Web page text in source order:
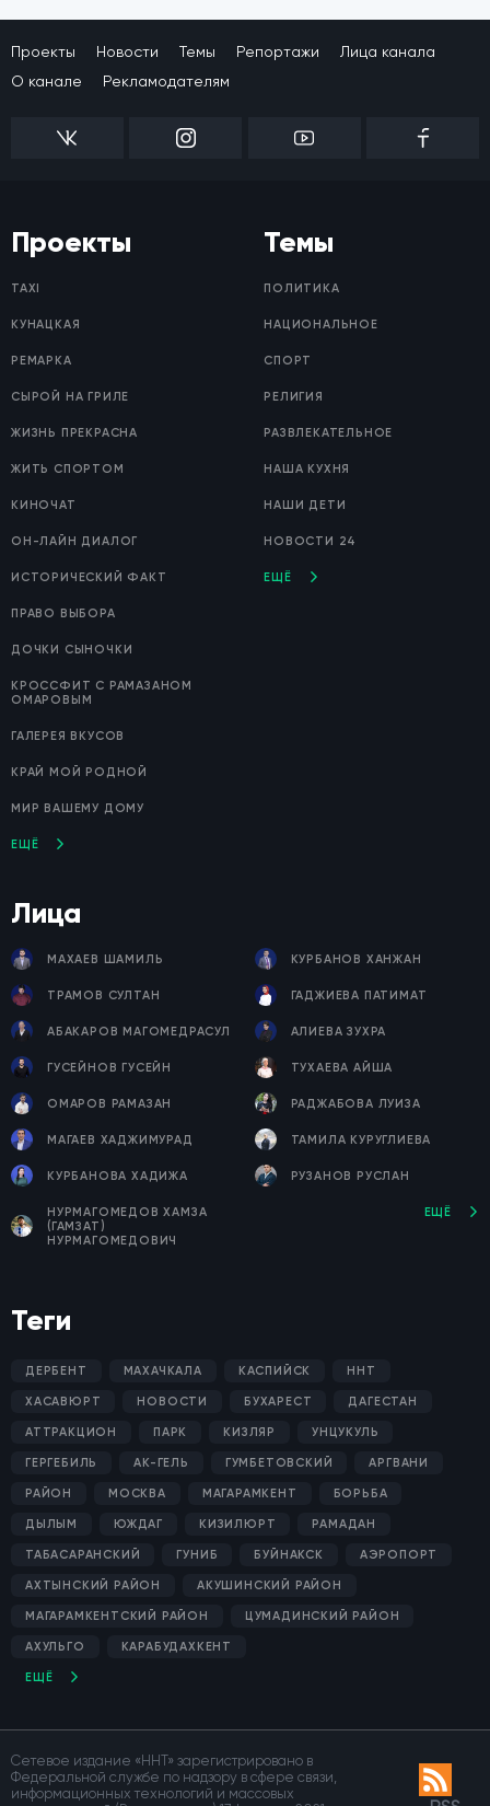
Проекты Новости Темы Репортажи
Лица канала
О канале
Рекламодателям
Проекты
TAXI
КУНАЦКАЯ
РЕМАРКА
СЫРОЙ НА ГРИЛЕ
ЖИЗНЬ ПРЕКРАСНА
ЖИТЬ СПОРТОМ
КИНОЧАТ
ОН-ЛАЙН ДИАЛОГ
ИСТОРИЧЕСКИЙ ФАКТ
ПРАВО ВЫБОРА
ДОЧКИ СЫНОЧКИ
КРОССФИТ С РАМАЗАНОМ
ОМАРОВЫМ
ГАЛЕРЕЯ ВКУСОВ
КРАЙ МОЙ РОДНОЙ
МИР ВАШЕМУ ДОМУ
ЕЩЁ
Темы
ПОЛИТИКА
НАЦИОНАЛЬНОЕ
СПОРТ
РЕЛИГИЯ
РАЗВЛЕКАТЕЛЬНОЕ
НАША КУХНЯ
НАШИ ДЕТИ
НОВОСТИ 24
ЕЩЁ
Лица
МАХАЕВ ШАМИЛЬ КУРБАНОВ ХАНЖАН
ТРАМОВ СУЛТАН ГАДЖИЕВА ПАТИМАТ
АБАКАРОВ МАГОМЕДРАСУЛ АЛИЕВА ЗУХРА
ГУСЕЙНОВ ГУСЕЙН ТУХАЕВА АЙША
ОМАРОВ РАМАЗАН РАДЖАБОВА ЛУИЗА
МАГАЕВ ХАДЖИМУРАД ТАМИЛА КУРУГЛИЕВА
КУРБАНОВА ХАДИЖА РУЗАНОВ РУСЛАН
НУРМАГОМЕДОВ ХАМЗА
(ГАМЗАТ)
НУРМАГОМЕДОВИЧ
ЕЩЁ
Теги
ДЕРБЕНТ МАХАЧКАЛА КАСПИЙСК ННТ
ХАСАВЮРТ НОВОСТИ БУХАРЕСТ ДАГЕСТАН
АТТРАКЦИОН ПАРК КИЗЛЯР УНЦУКУЛЬ
ГЕРГЕБИЛЬ АК-ГЕЛЬ ГУМБЕТОВСКИЙ АРГВАНИ
РАЙОН МОСКВА МАГАРАМКЕНТ БОРЬБА
ДЫЛЫМ ЮЖДАГ КИЗИЛЮРТ РАМАДАН
ТАБАСАРАНСКИЙ ГУНИБ БУЙНАКСК АЭРОПОРТ
АХТЫНСКИЙ РАЙОН АКУШИНСКИЙ РАЙОН
МАГАРАМКЕНТСКИЙ РАЙОН ЦУМАДИНСКИЙ РАЙОН
АХУЛЬГО КАРАБУДАХКЕНТ
ЕЩЁ
Сетевое издание «ННТ» зарегистрировано в
Федеральной службе по надзору в сфере связи,
информационных технологий и массовых